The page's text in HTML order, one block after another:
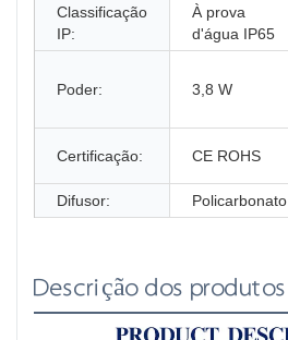
Classificação
IP:
À prova
d'água IP65
Poder: 3,8 W
Certificação: CE ROHS
Difusor: Policarbonato
Descrição dos produtos